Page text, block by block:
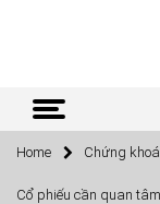
TOP
Home Chứng
Cổ phiếu cần quan